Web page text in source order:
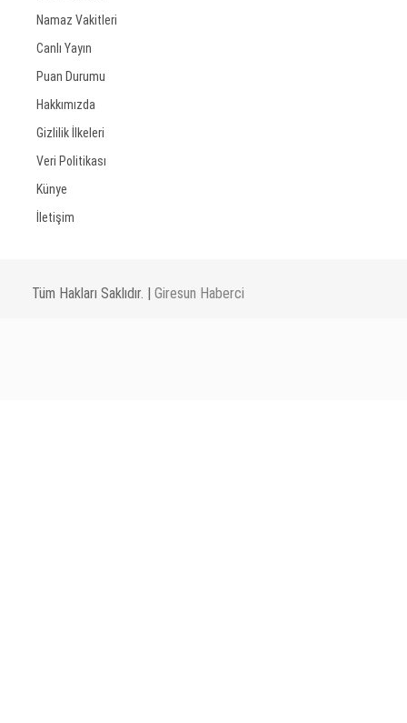
Namaz Vakitleri
Canlı Yayın
Puan Durumu
Hakkımızda
Gizlilik İlkeleri
Veri Politikası
Künye
İletişim
Tüm Hakları Saklıdır. | Giresun Haberci